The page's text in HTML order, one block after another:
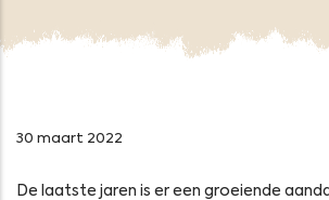
30 maart 2022
De laatste jaren is er een groeiende